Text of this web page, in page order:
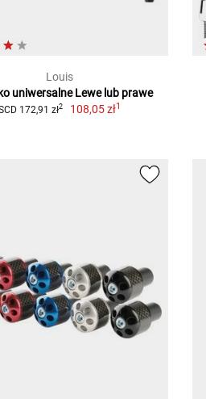
Louis
uniwersalne Lewe lub prawe
172,91 zł2 108,05 zł1